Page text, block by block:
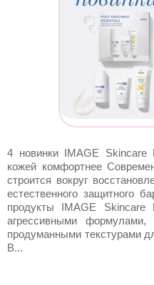
4 новинки IMAGE
кожей комфортнее
строится вокруг
естественного защитного
продукты IMAGE Skincare
агрессивными
продуманными текстурами
В...